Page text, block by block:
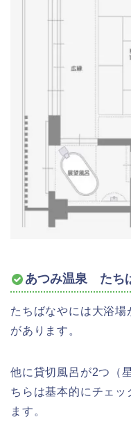
あつみ温泉 たち
たちばなやには大浴場
があります。
他に貸切風呂が2つ（
ちらは基本的にチェッ
ます。